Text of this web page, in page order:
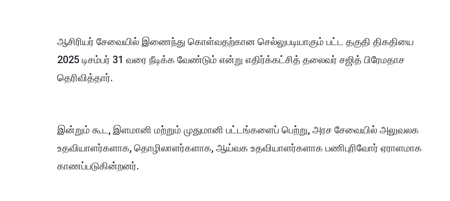
ஆசிரியர் சேவையில் இணைந்து கொள்வதற்கான செல்லுபடியாகும் பட்ட தகுதி திகதியை
2025 டிசம்பர் 31 வரை நீடிக்க வேண்டும் என்று எதிர்க்கட்சித் தலைவர் சஜித் பிரேமதாச
தெரிவித்தார்.
இன்றும் கூட, இளமானி மற்றும் முதுமானி பட்டங்களைப் பெற்று, அரச சேவையில் அலுவலக
உதவியாளர்களாக, தொழிலாளர்களாக, ஆய்வக உதவியாளர்களாக பணிபுரிவோர் ஏராளமாக
காணப்படுகின்றனர்.